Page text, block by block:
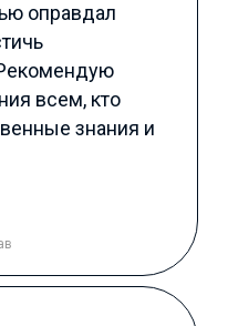
оправдал
всем, кто
знания и